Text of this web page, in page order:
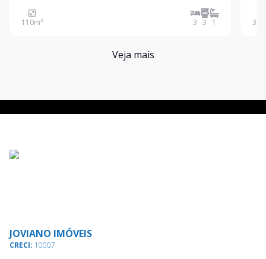
impecável. Sabe aquela sensação de comprar um
apartamento na planta, novinho? É exatamente isso.
110m² 3 3 1 37
Veja mais
JOVIANO IMÓVEIS
CRECI: 10007